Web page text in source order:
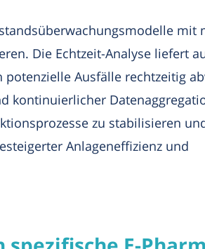
mit
Die Echtzeit-Analyse liefert
Ausfälle rechtzeitig
kontinuierlicher
zu stabilisieren
Anlageneffizienz und